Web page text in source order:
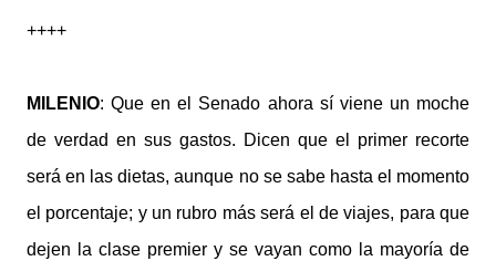
++++
MILENIO: Que en el Senado ahora sí viene un moche
de verdad en sus gastos. Dicen que el primer recorte
será en las dietas, aunque no se sabe hasta el momento
el porcentaje; y un rubro más será el de viajes, para que
dejen la clase premier y se vayan como la mayoría de